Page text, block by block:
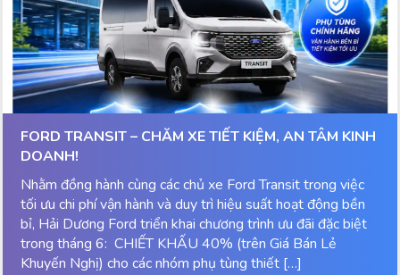
FORD TRANSIT – CHĂM XE TIẾT KIỆM, AN TÂM KINH
DOANH!
Nhằm đồng hành cùng các chủ xe Ford Transit trong việc
tối ưu chi phí vận hành và duy trì hiệu suất hoạt động bền
bỉ, Hải Dương Ford triển khai chương trình ưu đãi đặc biệt
trong tháng 6: CHIẾT KHẤU 40% (trên Giá Bán Lẻ
Khuyến Nghị) cho các nhóm phụ tùng thiết […]